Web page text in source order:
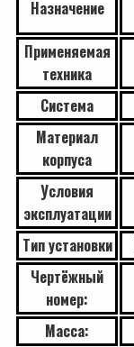
Назначение
Применяемая
техника
Система
Материал
корпуса
Условия
эксплуатации
Тип установки
Чертёжный
номер:
Масса: